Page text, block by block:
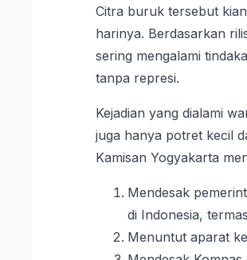
Citra buruk tersebut
harinya. Berdasarkan
sering mengalami
tanpa represi.
Kejadian yang dialami
juga hanya potret kecil
Kamisan Yogyakarta
Mendesak
di Indonesia,
Menuntut aparat